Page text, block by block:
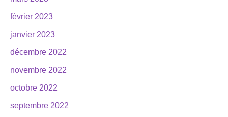
février 2023
janvier 2023
décembre 2022
novembre 2022
octobre 2022
septembre 2022